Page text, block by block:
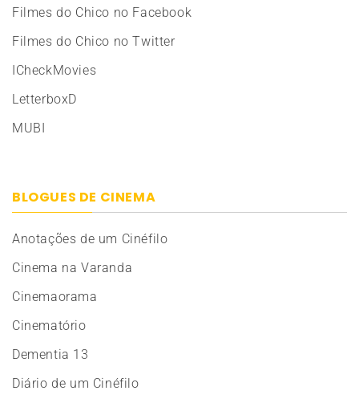
Filmes do Chico no Facebook
Filmes do Chico no Twitter
ICheckMovies
LetterboxD
MUBI
BLOGUES DE CINEMA
Anotações de um Cinéfilo
Cinema na Varanda
Cinemaorama
Cinematório
Dementia 13
Diário de um Cinéfilo